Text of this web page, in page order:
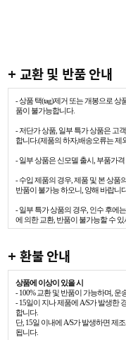
+ 교환 및 반품 안내
- 상품 택(tag)제거 또는 개봉으로 상
품이 불가능합니다.
- 저단가 상품, 일부 특가 상품은 고
합니다.(제품의 하자,배송오류는 제
- 일부 상품은 신모델 출시, 부품가
- 수입 제품의 경우, 제품 및 본 상품
반품이 불가능 하오니, 양해 바랍니
- 일부 특가 상품의 경우, 인수 후에
에 의한 교환, 반품이 불가능할 수
+ 환불 안내
상품에 이상이 있을 시
- 100% 교환 및 반품이 가능하며, 운
- 15일이 지나 제품에 A/S가 발생한
합니다.
단, 15일 이내에 A/S가 발생하면 제
됩니다.